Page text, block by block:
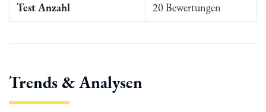
Test Anzahl 20 Bewertungen
Trends & Analysen